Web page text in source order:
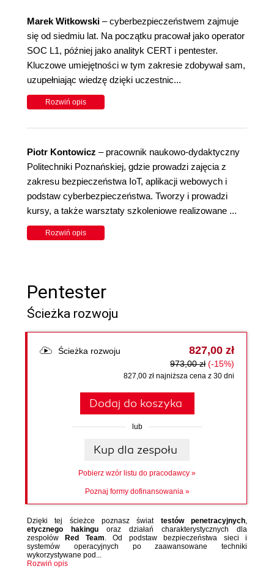
Marek Witkowski – cyberbezpieczeństwem zajmuje
się od siedmiu lat. Na początku pracował jako operator
SOC L1, później jako analityk CERT i pentester.
Kluczowe umiejętności w tym zakresie zdobywał sam,
uzupełniając wiedzę dzięki uczestnic...
Rozwiń opis
Piotr Kontowicz – pracownik naukowo-dydaktyczny
Politechniki Poznańskiej, gdzie prowadzi zajęcia z
zakresu bezpieczeństwa IoT, aplikacji webowych i
podstaw cyberbezpieczeństwa. Tworzy i prowadzi
kursy, a także warsztaty szkoleniowe realizowane ...
Rozwiń opis
Pentester
Ścieżka rozwoju
Ścieżka rozwoju 827,00 zł
973,00 zł (-15%)
827,00 zł najniższa cena z 30 dni
Dodaj do koszyka
lub
Kup dla zespołu
Pobierz wzór listu do pracodawcy »
Poznaj formy dofinansowania »
Dzięki tej ścieżce poznasz świat testów penetracyjnych,
etycznego hakingu oraz działań charakterystycznych dla
zespołów
Red Team. Od podstaw bezpieczeństwa sieci i
systemów operacyjnych po zaawansowane techniki
wykorzystywane pod...
Rozwiń opis